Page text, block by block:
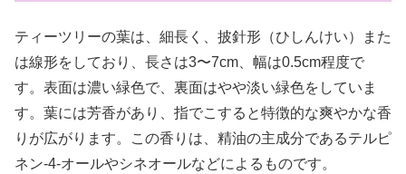
ティーツリーの葉は、細長く、披針形（ひしんけい）また
は線形をしており、長さは3〜7cm、幅は0.5cm程度で
す。表面は濃い緑色で、裏面はやや淡い緑色をしていま
す。葉には芳香があり、指でこすると特徴的な爽やかな香
りが広がります。この香りは、精油の主成分であるテルピ
ネン-4-オールやシネオールなどによるものです。